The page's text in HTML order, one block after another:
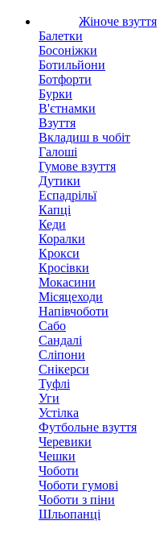
Жіноче взуття
Балетки
Босоніжки
Ботильйони
Ботфорти
Бурки
В'єтнамки
Взуття
Вкладиш в чобіт
Галоші
Гумове взуття
Дутики
Еспадрільї
Капці
Кеди
Коралки
Крокси
Кросівки
Мокасини
Місяцеходи
Напівчоботи
Сабо
Сандалі
Сліпони
Снікерси
Туфлі
Уги
Устілка
Футбольне взуття
Черевики
Чешки
Чоботи
Чоботи гумові
Чоботи з піни
Шльопанці